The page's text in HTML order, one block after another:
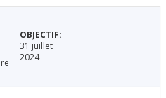
31 juillet
2024